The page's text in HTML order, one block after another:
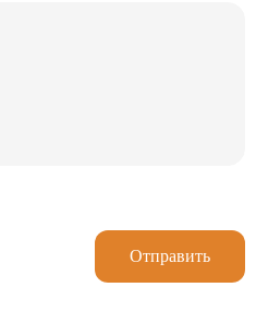
Отправить